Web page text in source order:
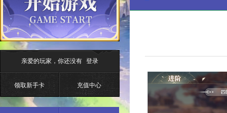
亲爱的玩家，你还没有 登录
领取新手卡 充值中心